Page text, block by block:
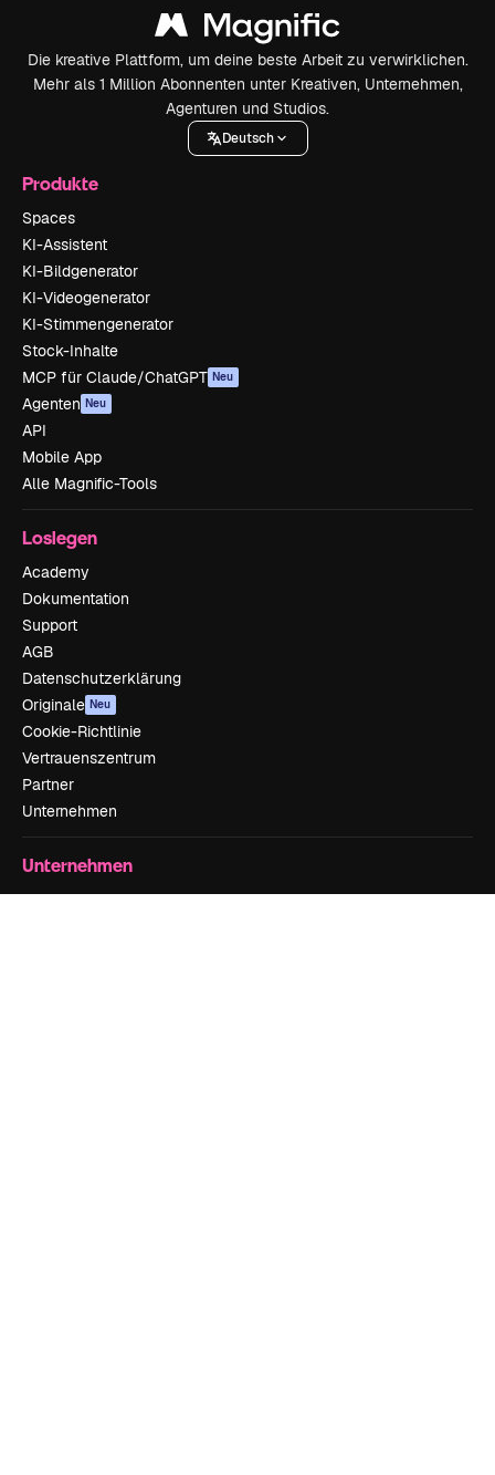
Die kreative Plattform, um deine beste Arbeit zu verwirklichen.
Mehr als 1 Million Abonnenten unter Kreativen, Unternehmen,
Agenturen und Studios.
Deutsch
Produkte
Spaces
KI-Assistent
KI-Bildgenerator
KI-Videogenerator
KI-Stimmengenerator
Stock-Inhalte
MCP für Claude/ChatGPT Neu
Agenten Neu
API
Mobile App
Alle Magnific-Tools
Loslegen
Academy
Dokumentation
Support
AGB
Datenschutzerklärung
Originale Neu
Cookie-Richtlinie
Vertrauenszentrum
Partner
Unternehmen
Unternehmen
Preise